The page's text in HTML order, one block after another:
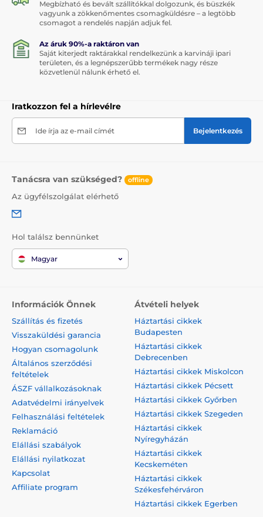
Megbízható és bevált szállítókkal dolgozunk, és büszkék
vagyunk a zökkenőmentes csomagküldésre – a legtöbb
csomagot a rendelés napján adjuk fel.
Az áruk 90%-a raktáron van
Saját kiterjedt raktárakkal rendelkezünk a karvináji ipari
területen, és a legnépszerűbb termékek nagy része
közvetlenül nálunk érhető el.
Iratkozzon fel a hírlevélre
Ide írja az e-mail címét Bejelentkezés
Tanácsra van szükséged? offline
Az ügyfélszolgálat elérhető
Hol találsz bennünket
Magyar
Információk Önnek
Szállítás és fizetés
Visszaküldési garancia
Hogyan csomagolunk
Általános szerződési
feltételek
ÁSZF vállalkozásoknak
Adatvédelmi irányelvek
Felhasználási feltételek
Reklamáció
Elállási szabályok
Elállási nyilatkozat
Kapcsolat
Affiliate program
Átvételi helyek
Háztartási cikkek
Budapesten
Háztartási cikkek
Debrecenben
Háztartási cikkek Miskolcon
Háztartási cikkek Pécsett
Háztartási cikkek Győrben
Háztartási cikkek Szegeden
Háztartási cikkek
Nyíregyházán
Háztartási cikkek
Kecskeméten
Háztartási cikkek
Székesfehérváron
Háztartási cikkek Egerben